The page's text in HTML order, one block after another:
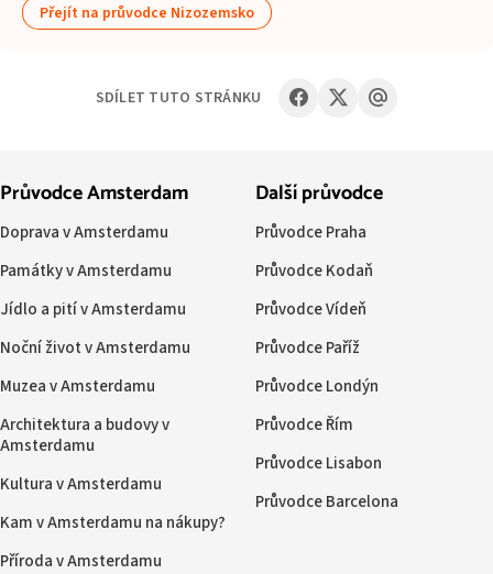
Přejít na průvodce Nizozemsko
SDÍLET TUTO STRÁNKU
Průvodce Amsterdam
Doprava v Amsterdamu
Památky v Amsterdamu
Jídlo a pití v Amsterdamu
Noční život v Amsterdamu
Muzea v Amsterdamu
Architektura a budovy v
Amsterdamu
Kultura v Amsterdamu
Kam v Amsterdamu na nákupy?
Příroda v Amsterdamu
Další průvodce
Průvodce Praha
Průvodce Kodaň
Průvodce Vídeň
Průvodce Paříž
Průvodce Londýn
Průvodce Řím
Průvodce Lisabon
Průvodce Barcelona